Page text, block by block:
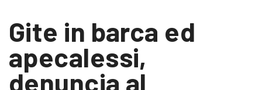
Gite in barca ed
apecalessi,
denuncia al